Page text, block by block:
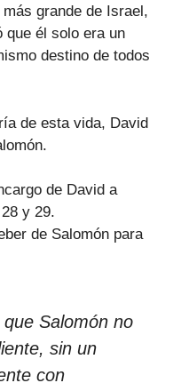
grande de Israel,
que él solo era un
destino de todos
de esta vida, David
de David a
y 29.
de Salomón para
Salomón no
sin un
con